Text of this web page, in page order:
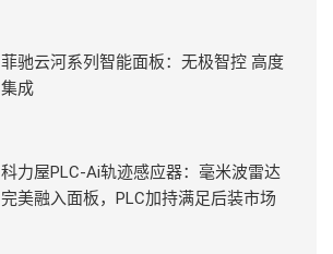
菲驰云河系列智能面板：无极智控 高度
集成
科力屋PLC-Ai轨迹感应器：毫米波雷达
完美融入面板，PLC加持满足后装市场